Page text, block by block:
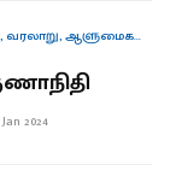
, வரலாறு,ஆளுமைகள்
2024